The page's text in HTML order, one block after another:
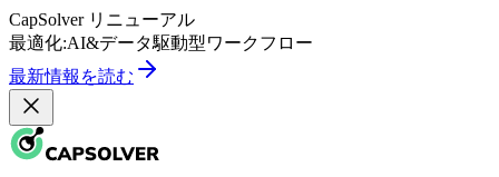
CapSolver リニューアル
最適化:AI&データ駆動型ワークフロー
最新情報を読む